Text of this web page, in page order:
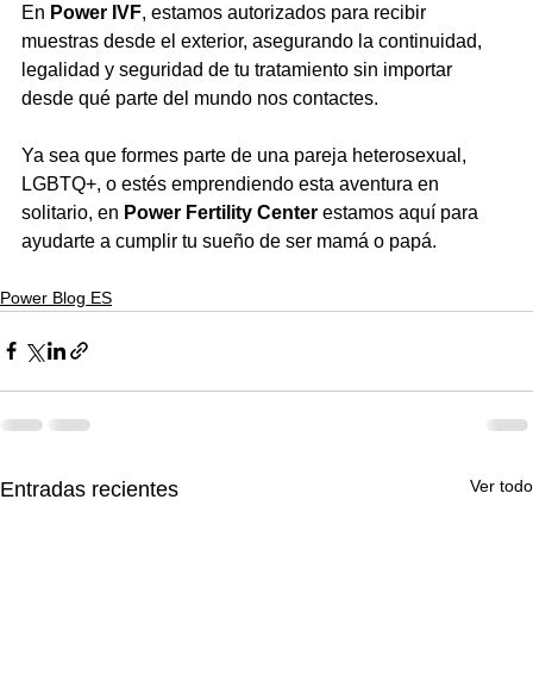
En Power IVF, estamos autorizados para recibir
muestras desde el exterior, asegurando la continuidad,
legalidad y seguridad de tu tratamiento sin importar
desde qué parte del mundo nos contactes.
Ya sea que formes parte de una pareja heterosexual,
LGBTQ+, o estés emprendiendo esta aventura en
solitario, en Power Fertility Center estamos aquí para
ayudarte a cumplir tu sueño de ser mamá o papá.
Power Blog ES
Entradas recientes Ver todo